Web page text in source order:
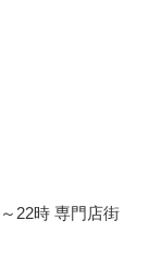
22時 専門店街